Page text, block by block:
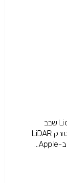
מסך Liquid Retina with ProMotion שבב
A12Z Bionic מצלמות מקצועיות עם סורק LiDAR